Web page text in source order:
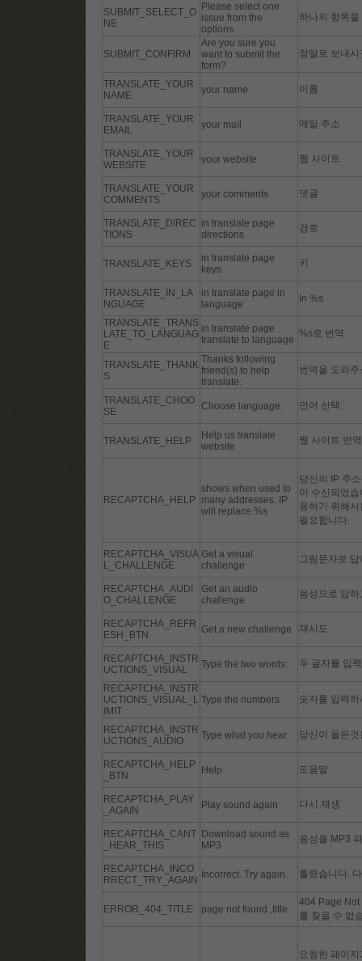
SUBMIT_SELECT_O
NE
Please select one
issue from the
options.
하나의 항목
SUBMIT_CONFIRM
Are you sure you
want to submit the
form?
정말로 보내
TRANSLATE_YOUR
NAME
your name 이름
TRANSLATE_YOUR
EMAIL
your mail 메일 주소
TRANSLATE_YOUR
WEBSITE
your website 웹 사이트
TRANSLATE_YOUR
COMMENTS
your comments 댓글
TRANSLATE_DIREC
TIONS
in translate page
directions
경로
TRANSLATE_KEYS
in translate page
keys
키
TRANSLATE_IN_LA
NGUAGE
in translate page in
language
In %s
TRANSLATE_TRANS
LATE_TO_LANGUAG
E
in translate page
translate to language
%s로 번역
TRANSLATE_THANK
S
Thanks following
friend(s) to help
translate:
번역을 도와
TRANSLATE_CHOO
SE
Choose language: 언어 선택:
TRANSLATE_HELP
Help us translate
website
웹 사이트 번
RECAPTCHA_HELP
shows when used to
many addresses, IP
will replace %s
당신의 IP 주
이 수신되었
용하기 위해
필요합니다.
RECAPTCHA_VISUA
L_CHALLENGE
Get a visual
challenge
그림문자로
RECAPTCHA_AUDI
O_CHALLENGE
Get an audio
challenge
음성으로 답
RECAPTCHA_REFR
ESH_BTN
Get a new challenge 재시도
RECAPTCHA_INSTR
UCTIONS_VISUAL
Type the two words: 두 글자를 입
RECAPTCHA_INSTR
UCTIONS_VISUAL_L
IMIT
Type the numbers 숫자를 입력하
RECAPTCHA_INSTR
UCTIONS_AUDIO
Type what you hear: 당신이 들은
RECAPTCHA_HELP
_BTN
Help 도움말
RECAPTCHA_PLAY
_AGAIN
Play sound again 다시 재생
RECAPTCHA_CANT
_HEAR_THIS
Download sound as
MP3
음성을 MP3
RECAPTCHA_INCO
RRECT_TRY_AGAIN
Incorrect. Try again. 틀렸습니다.
ERROR_404_TITLE page not found ,title
404 Page Not
를 찾을 수 없
요청한 페이